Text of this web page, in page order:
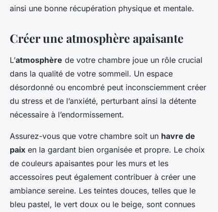
ainsi une bonne récupération physique et mentale.
Créer une atmosphère apaisante
L’atmosphère de votre chambre joue un rôle crucial
dans la qualité de votre sommeil. Un espace
désordonné ou encombré peut inconsciemment créer
du stress et de l’anxiété, perturbant ainsi la détente
nécessaire à l’endormissement.
Assurez-vous que votre chambre soit un havre de
paix en la gardant bien organisée et propre. Le choix
de couleurs apaisantes pour les murs et les
accessoires peut également contribuer à créer une
ambiance sereine. Les teintes douces, telles que le
bleu pastel, le vert doux ou le beige, sont connues